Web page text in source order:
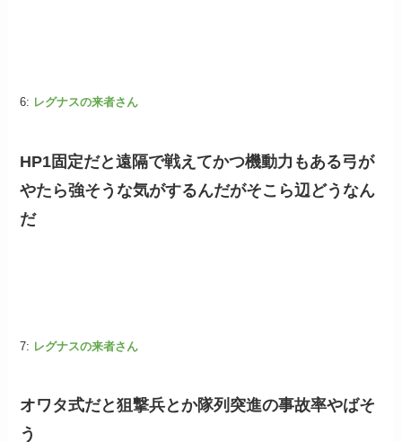
6: レグナスの来者さん
HP1固定だと遠隔で戦えてかつ機動力もある弓が
やたら強そうな気がするんだがそこら辺どうなん
だ
7: レグナスの来者さん
オワタ式だと狙撃兵とか隊列突進の事故率やばそ
う